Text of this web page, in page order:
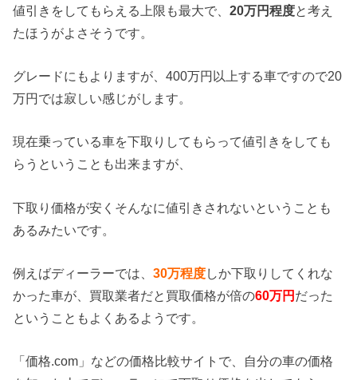
値引きをしてもらえる上限も最大で、20万円程度と考え
たほうがよさそうです。
グレードにもよりますが、400万円以上する車ですので20
万円では寂しい感じがします。
現在乗っている車を下取りしてもらって値引きをしても
らうということも出来ますが、
下取り価格が安くそんなに値引きされないということも
あるみたいです。
例えばディーラーでは、30万程度しか下取りしてくれな
かった車が、買取業者だと買取価格が倍の60万円 だった
ということもよくあるようです。
「価格.com」などの価格比較サイトで、自分の車の価格